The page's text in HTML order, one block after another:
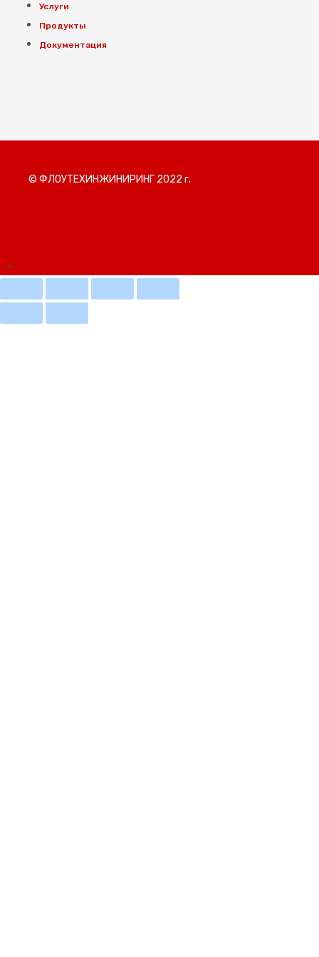
Услуги
Продукты
Документация
© ФЛОУТЕХИНЖИНИРИНГ 2022 г.